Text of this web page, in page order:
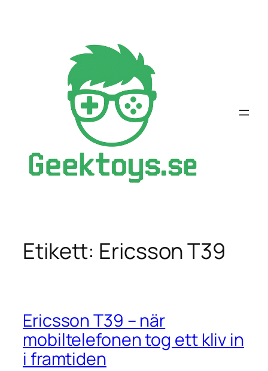
Etikett: Ericsson T39
Ericsson T39 – när
mobiltelefonen tog ett kliv in
i framtiden